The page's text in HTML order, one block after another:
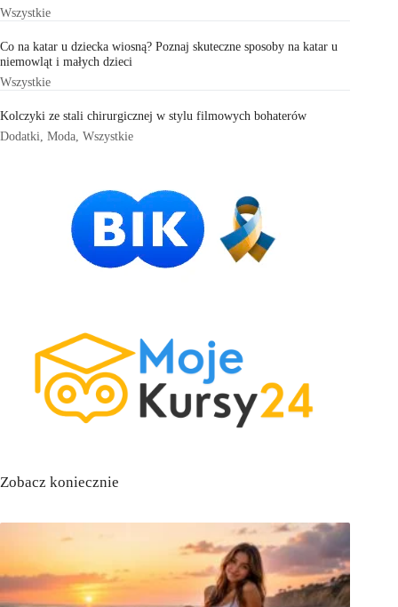
Wszystkie
Co na katar u dziecka wiosną? Poznaj skuteczne sposoby na katar u
niemowląt i małych dzieci
Wszystkie
Kolczyki ze stali chirurgicznej w stylu filmowych bohaterów
Dodatki Moda Wszystkie
Zobacz koniecznie